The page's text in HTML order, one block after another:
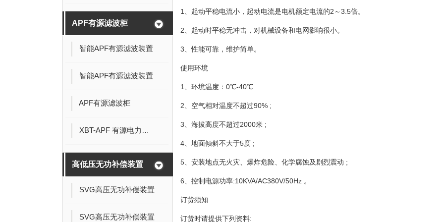
APF有源滤波柜
智能APF有源滤波装置
智能APF有源滤波装置
APF有源滤波柜
XBT-APF 有源电力滤波器
高低压无功补偿装置
SVG高压无功补偿装置
SVG高压无功补偿装置
1、起动平稳电流小，起动电流是电机额定电流的2～3.5倍。
2、起动时平稳无冲击，对机械设备和电网影响很小。
3、性能可靠，维护简单。
使用环境
1、环境温度：0℃-40℃
2、空气相对温度不超过90% ;
3、海拔高度不超过2000米 ;
4、地面倾斜不大于5度 ;
5、安装地点无火灾、爆炸危险、化学腐蚀及剧烈震动 ;
6、控制电源功率:10KVA/AC380V/50Hz 。
订货须知
订货时请提供下列资料: